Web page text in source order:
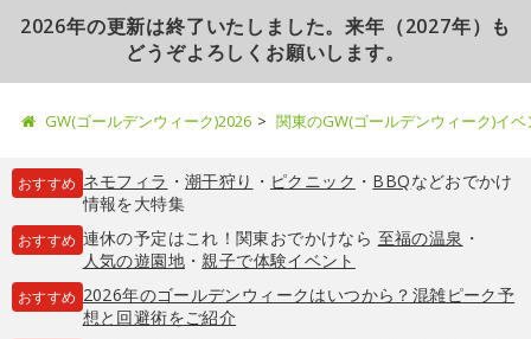
2026年の更新は終了いたしました。来年（2027年）も
どうぞよろしくお願いします。
GW(ゴールデンウィーク)2026 関東のGW(ゴールデンウィーク)イ
おすすめ ネモフィラ ・ 潮干狩り ・ ピクニック ・ BBQなどおでかけ
情報を大特集
おすすめ 連休の予定はこれ！関東おでかけなら 至福の温泉 ・
人気の遊園地・親子で体験イベント
おすすめ 2026年のゴールデンウィークはいつから？混雑ピーク予
想と回避術をご紹介